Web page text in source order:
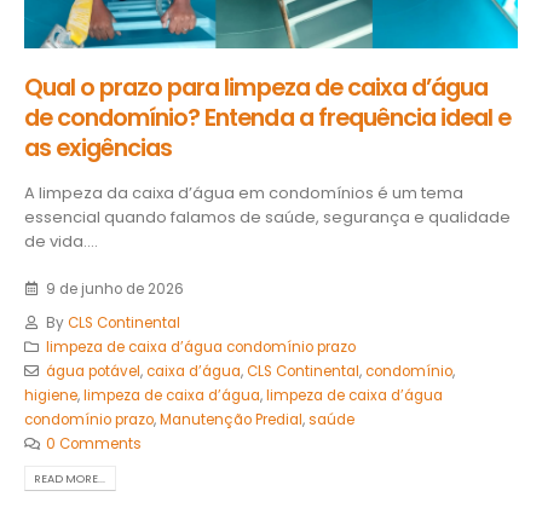
Qual o prazo para limpeza de caixa d’água
de condomínio? Entenda a frequência ideal e
as exigências
A limpeza da caixa d’água em condomínios é um tema
essencial quando falamos de saúde, segurança e qualidade
de vida....
9 de junho de 2026
ByCLS Continental
limpeza de caixa d’água condomínio prazo
água potável,caixa d’água,CLS Continental,condomínio,
higiene,limpeza de caixa d’água,limpeza de caixa d’água
condomínio prazo,Manutenção Predial,saúde
0 Comments
READ MORE...